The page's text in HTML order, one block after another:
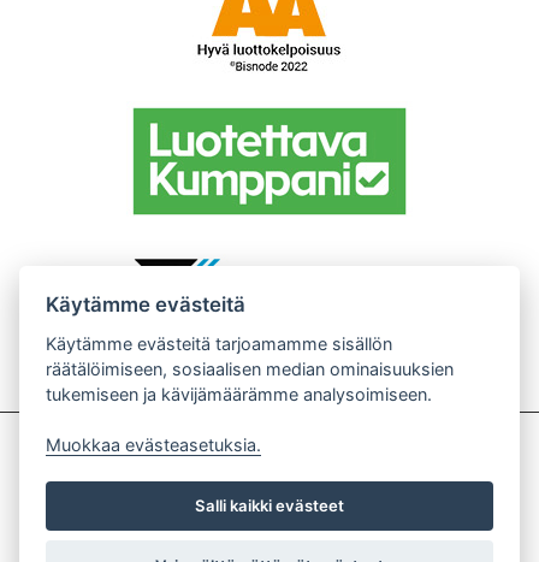
TAPIX Oy / Vakka-Suomentie 83, 20320 Turku
/ pirjo.tapix@gmail.comtai
tauno.tapix@gmail.com
Käytämme evästeitä
Käytämme evästeitä tarjoamamme sisällön
räätälöimiseen, sosiaalisen median ominaisuuksien
tukemiseen ja kävijämäärämme analysoimiseen.
Muokkaa evästeasetuksia.
Salli kaikki evästeet